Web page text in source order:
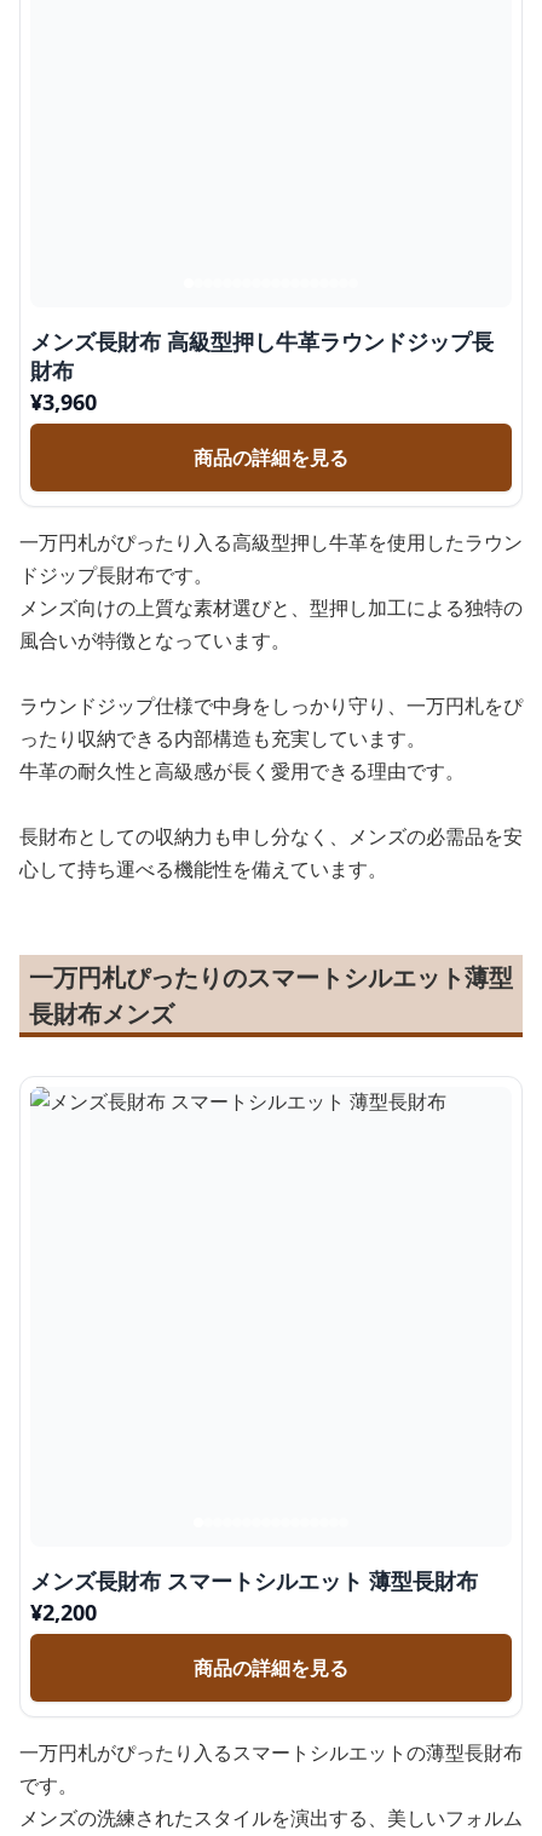
メンズ長財布 高級型押し牛革ラウンドジップ長
財布
¥3,960
商品の詳細を見る
一万円札がぴったり入る高級型押し牛革を使用したラウン
ドジップ長財布です。
メンズ向けの上質な素材選びと、型押し加工による独特の
風合いが特徴となっています。
ラウンドジップ仕様で中身をしっかり守り、一万円札をぴ
ったり収納できる内部構造も充実しています。
牛革の耐久性と高級感が長く愛用できる理由です。
長財布としての収納力も申し分なく、メンズの必需品を安
心して持ち運べる機能性を備えています。
一万円札ぴったりのスマートシルエット薄型
長財布メンズ
メンズ長財布 スマートシルエット 薄型長財布
¥2,200
商品の詳細を見る
一万円札がぴったり入るスマートシルエットの薄型長財布
です。
メンズの洗練されたスタイルを演出する、美しいフォルム